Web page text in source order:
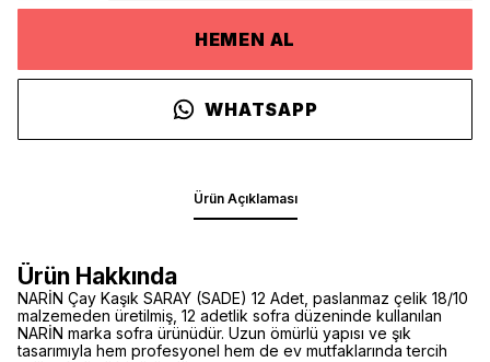
HEMEN AL
WHATSAPP
Ürün Açıklaması
Ürün Hakkında
NARİN Çay Kaşık SARAY (SADE) 12 Adet, paslanmaz çelik 18/10
malzemeden üretilmiş, 12 adetlik sofra düzeninde kullanılan
NARİN marka sofra ürünüdür. Uzun ömürlü yapısı ve şık
tasarımıyla hem profesyonel hem de ev mutfaklarında tercih